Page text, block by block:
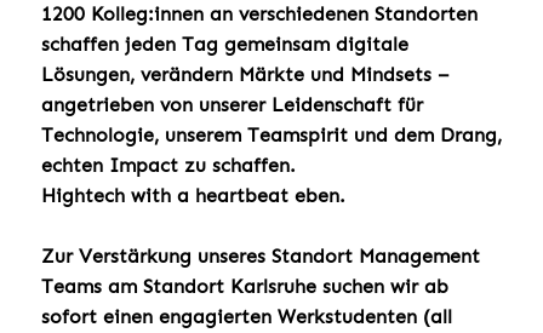
1200 Kolleg:innen an verschiedenen Standorten
schaffen jeden Tag gemeinsam digitale
Lösungen, verändern Märkte und Mindsets –
angetrieben von unserer Leidenschaft für
Technologie, unserem Teamspirit und dem Drang,
echten Impact zu schaffen.
Hightech with a heartbeat eben.
Zur Verstärkung unseres Standort Management
Teams am Standort Karlsruhe suchen wir ab
sofort einen engagierten Werkstudenten (all